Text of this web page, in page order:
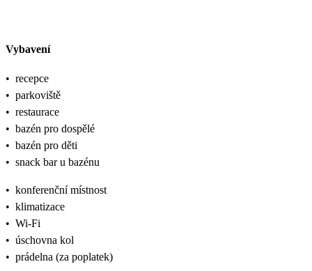
Vybavení
• recepce
• parkoviště
• restaurace
• bazén pro dospělé
• bazén pro děti
• snack bar u bazénu
• konferenční místnost
• klimatizace
• Wi-Fi
• úschovna kol
• prádelna (za poplatek)